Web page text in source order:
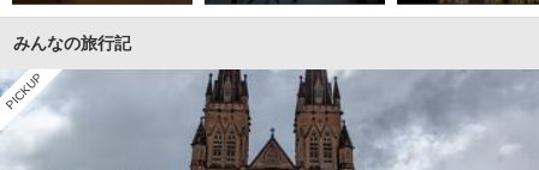
みんなの旅行記
PICKUP